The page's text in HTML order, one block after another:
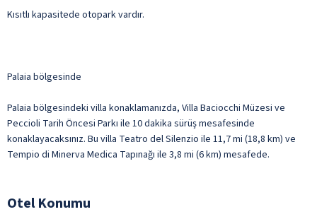
Kısıtlı kapasitede otopark vardır.
Palaia bölgesinde
Palaia bölgesindeki villa konaklamanızda, Villa Baciocchi Müzesi ve
Peccioli Tarih Öncesi Parkı ile 10 dakika sürüş mesafesinde
konaklayacaksınız. Bu villa Teatro del Silenzio ile 11,7 mi (18,8 km) ve
Tempio di Minerva Medica Tapınağı ile 3,8 mi (6 km) mesafede.
Otel Konumu